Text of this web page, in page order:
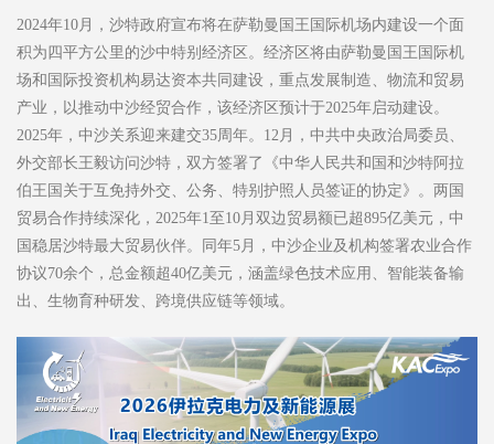
2024年10月，沙特政府宣布将在萨勒曼国王国际机场内建设一个面
积为四平方公里的沙中特别经济区。经济区将由萨勒曼国王国际机
场和国际投资机构易达资本共同建设，重点发展制造、物流和贸易
产业，以推动中沙经贸合作，该经济区预计于2025年启动建设。
2025年，中沙关系迎来建交35周年。12月，中共中央政治局委员、
外交部长王毅访问沙特，双方签署了《中华人民共和国和沙特阿拉
伯王国关于互免持外交、公务、特别护照人员签证的协定》。两国
贸易合作持续深化，2025年1至10月双边贸易额已超895亿美元，中
国稳居沙特最大贸易伙伴。同年5月，中沙企业及机构签署农业合作
协议70余个，总金额超40亿美元，涵盖绿色技术应用、智能装备输
出、生物育种研发、跨境供应链等领域。